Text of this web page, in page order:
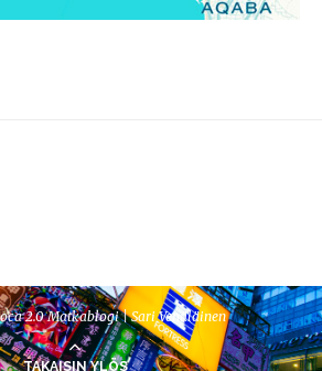
2.0 Matkablogi | Sari Venäläinen
TAKAISIN YLÖS